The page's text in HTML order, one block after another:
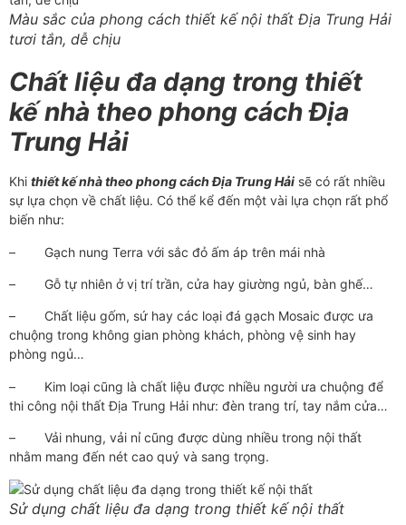
Màu sắc của phong cách thiết kế nội thất Địa Trung Hải
tươi tắn, dễ chịu
Chất liệu đa dạng trong thiết
kế nhà theo phong cách Địa
Trung Hải
Khi thiết kế nhà theo phong cách Địa Trung Hải sẽ có rất nhiều
sự lựa chọn về chất liệu. Có thể kể đến một vài lựa chọn rất phổ
biến như:
– Gạch nung Terra với sắc đỏ ấm áp trên mái nhà
– Gỗ tự nhiên ở vị trí trần, cửa hay giường ngủ, bàn ghế…
–
Chất liệu gốm, sứ hay các loại đá gạch Mosaic được ưa
chuộng trong không gian phòng khách, phòng vệ sinh hay
phòng ngủ…
–
Kim loại cũng là chất liệu được nhiều người ưa chuộng để
thi công nội thất Địa Trung Hải như: đèn trang trí, tay nắm cửa…
–
Vải nhung, vải nỉ cũng được dùng nhiều trong nội thất
nhằm mang đến nét cao quý và sang trọng.
Sử dụng chất liệu đa dạng trong thiết kế nội thất